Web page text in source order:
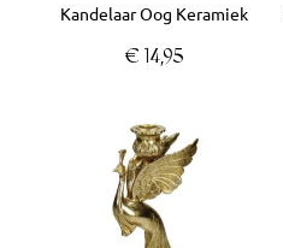
Kandelaar Oog Keramiek
€ 14,95